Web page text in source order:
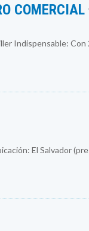
COMERCIAL
Indispensable:
El Salvador